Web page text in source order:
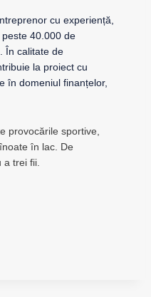
cu experiență,
40.000 de
În calitate de
la proiect cu
în domeniul finanțelor,
provocările sportive,
în lac. De
trei fii.